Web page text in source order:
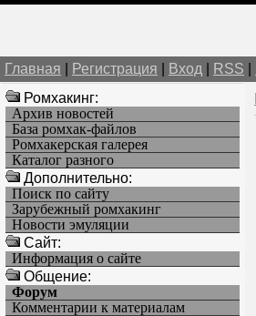
Главная Регистрация Вход RSS
Ромхакинг:
Архив новостей
База ромхак-файлов
Ромхакерская галерея
Каталог разного
Дополнительно:
Поиск по сайту
Зарубежный ромхакинг
Новости эмуляции
Cайт:
Информация о сайте
Общение:
Форум
Комментарии к материалам